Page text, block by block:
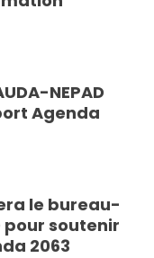
NEPAD
Agenda
le bureau-
pour soutenir
2063